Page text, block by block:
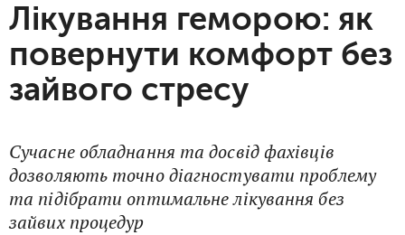
Лікування геморою: як
повернути комфорт без
зайвого стресу
Сучасне обладнання та досвід фахівців
дозволяють точно діагностувати проблему
та підібрати оптимальне лікування без
зайвих процедур